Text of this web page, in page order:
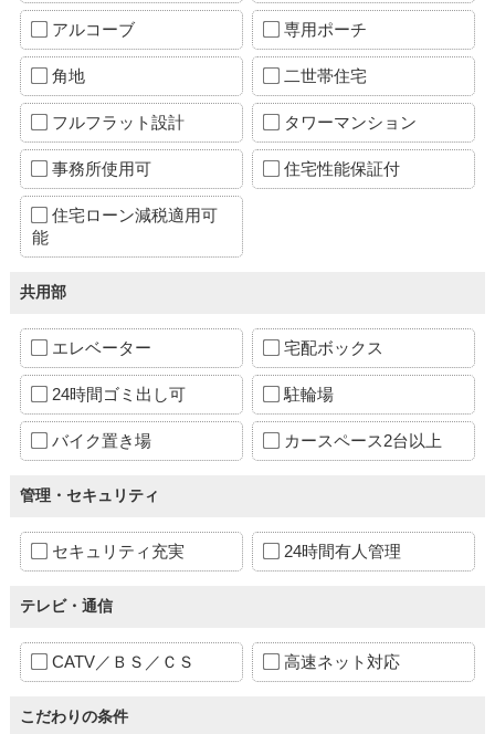
アルコーブ 専用ポーチ
角地 二世帯住宅
フルフラット設計 タワーマンション
事務所使用可 住宅性能保証付
住宅ローン減税適用可
能
共用部
エレベーター 宅配ボックス
24時間ゴミ出し可 駐輪場
バイク置き場 カースペース2台以上
管理・セキュリティ
セキュリティ充実 24時間有人管理
テレビ・通信
CATV／ＢＳ／ＣＳ 高速ネット対応
こだわりの条件